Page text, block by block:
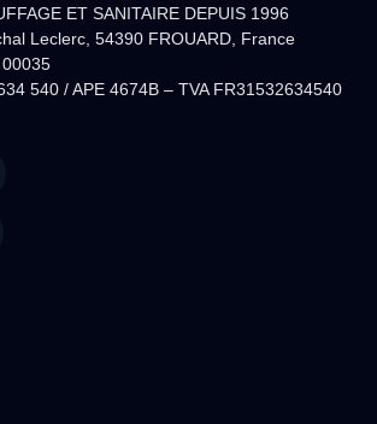
ET SANITAIRE DEPUIS 1996
Leclerc, 54390 FROUARD, France
540 / APE 4674B – TVA FR31532634540